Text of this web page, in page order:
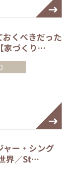
おくべきだった
家づくり…
ャー・シング
界／St…